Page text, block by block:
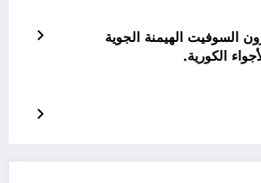
السوفيت الهيمنة الجوية
الكورية.